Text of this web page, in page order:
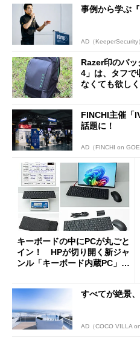
事例から学ぶ
AD（KeeperSecurity
Razer印のバ
4」は、タフ
なくても欲し
FINCHI主催「
話題に！
AD（FINCHI on
キーボードの中にPCが丸ごと
イン！ HPが切り開く新ジャ
ンル「キーボード内蔵PC」の
すべてが絶景
AD（COCO VILLA